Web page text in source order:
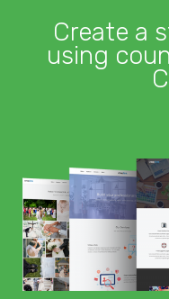
Create a
using